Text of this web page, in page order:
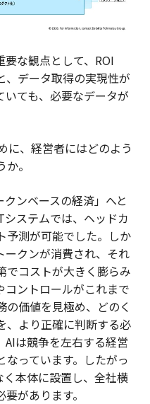
な観点として、ROI
、データ取得の実現性が
いても、必要なデータが
に、経営者にはどのよう
。
ンベースの経済」へと
ステムでは、ヘッドカ
予測が可能でした。しか
ークンが消費され、それ
でコストが大きく膨らみ
コントロールがこれまで
の価値を見極め、どのく
、より正確に判断する必
AIは競争を左右する経営
っています。したがっ
本体に設置し、全社横
があります。